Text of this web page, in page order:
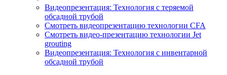
Видеопрезентация: Технология с теряемой
обсадной трубой
Смотреть видеопрезентацию технологии CFA
Смотреть видео-презентацию технологии Jet
grouting
Видеопрезентация: Технология с инвентарной
обсадной трубой